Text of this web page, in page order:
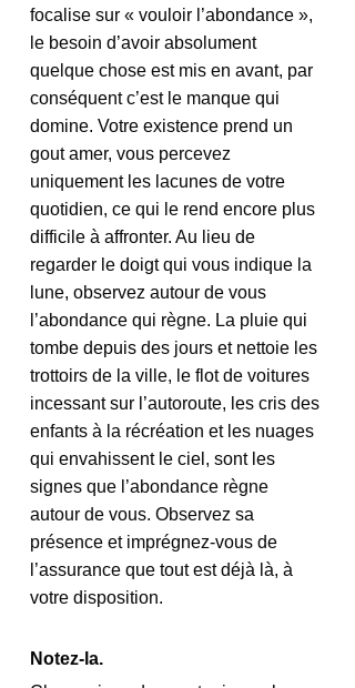
focalise sur « vouloir l’abondance »,
le besoin d’avoir absolument
quelque chose est mis en avant, par
conséquent c’est le manque qui
domine. Votre existence prend un
gout amer, vous percevez
uniquement les lacunes de votre
quotidien, ce qui le rend encore plus
difficile à affronter. Au lieu de
regarder le doigt qui vous indique la
lune, observez autour de vous
l’abondance qui règne. La pluie qui
tombe depuis des jours et nettoie les
trottoirs de la ville, le flot de voitures
incessant sur l’autoroute, les cris des
enfants à la récréation et les nuages
qui envahissent le ciel, sont les
signes que l’abondance règne
autour de vous. Observez sa
présence et imprégnez-vous de
l’assurance que tout est déjà là, à
votre disposition.
Notez-la.